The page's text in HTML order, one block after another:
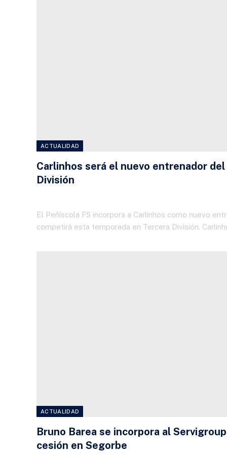
ACTUALIDAD
Carlinhos será el nuevo entrenador
División
El Peñíscola FS incorpora a Carlinhos como nuevo
competirá esta temporada en Tercera División.
ACTUALIDAD
Bruno Barea se incorpora al
cesión en Segorbe